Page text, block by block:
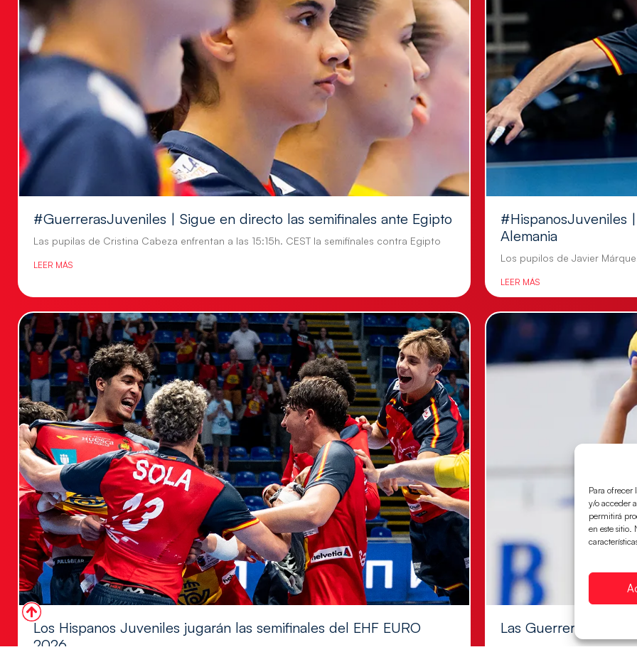
Para ofrecer
y/o acceder
permitirá
en este sitio.
#GuerrerasJuveniles | Sigue en directo las semifinales ante Egipto
Las pupilas de Cristina Cabeza enfrentan a las 15:15h. CEST la semifinales contra Egipto
LEER MÁS
#HispanosJuveniles
Alemania
Los pupilos de Javier
LEER MÁS
Los Hispanos Juveniles jugarán las semifinales del EHF EURO
2026
Las Guerreras
Las pupilas de Cristina